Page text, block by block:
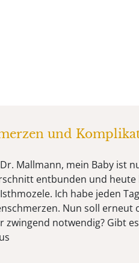
und
Mallmann, mein Baby ist
entbunden und
Ich habe jeden
Nun soll erneut
zwingend notwendig? Gibt